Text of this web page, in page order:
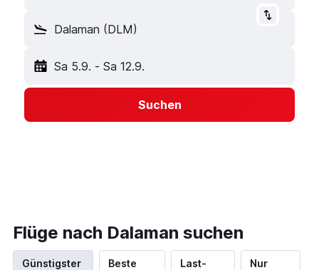
Dalaman (DLM)
Sa 5.9. - Sa 12.9.
Suchen
Flüge nach Dalaman suchen
Günstigster
Beste
Last-
Nur